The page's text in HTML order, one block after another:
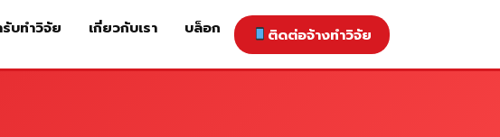
ของเรา ราคารับทำวิจัย ติดต่อจ้างทำวิจัย เกี่ยวกับเรา
รับทำวิจัย เกี่ยวกับเรา บล็อก ติดต่อจ้างทำวิจัย